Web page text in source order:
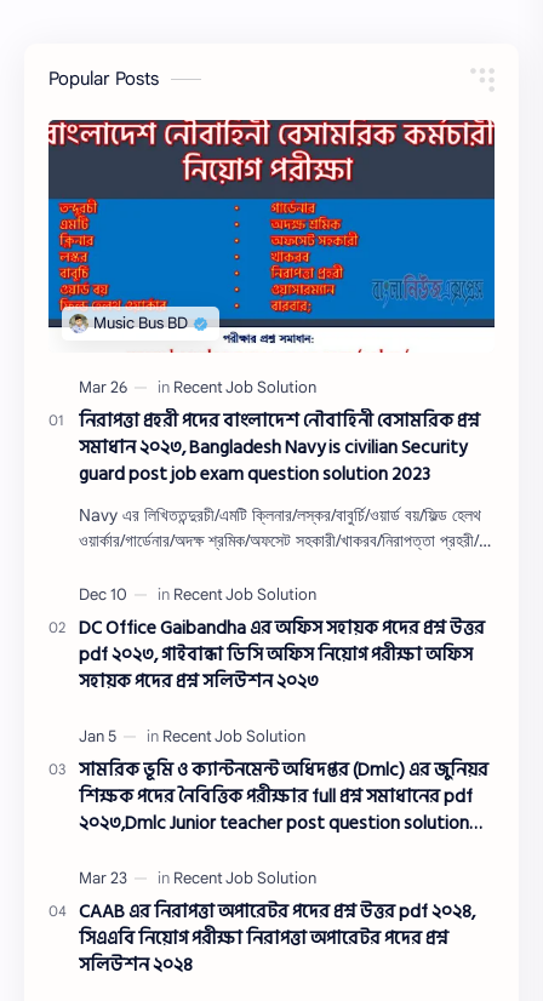
Popular Posts
নিরাপত্তা প্রহরী পদের বাংলাদেশ নৌবাহিনী বেসামরিক প্রশ্ন
সমাধান ২০২৩, Bangladesh Navy is civilian Security
guard post job exam question solution 2023
Navy এর লিখিততন্দুরচী/এমটি ক্লিনার/লস্কর/বাবুর্চি/ওয়ার্ড বয়/ফিল্ড হেলথ
ওয়ার্কার/গার্ডেনার/অদক্ষ শ্রমিক/অফসেট সহকারী/খাকরব/নিরাপত্তা প্রহরী/
DC Office Gaibandha এর অফিস সহায়ক পদের প্রশ্ন উত্তর
pdf ২০২৩, গাইবান্ধা ডিসি অফিস নিয়োগ পরীক্ষা অফিস
সহায়ক পদের প্রশ্ন সলিউশন ২০২৩
সামরিক ভূমি ও ক্যান্টনমেন্ট অধিদপ্তর (Dmlc) এর জুনিয়র
শিক্ষক পদের নৈবিত্তিক পরীক্ষার full প্রশ্ন সমাধানের pdf
২০২৩,Dmlc Junior teacher post question solution
সমাধান ২০২৩
CAAB এর নিরাপত্তা অপারেটর পদের প্রশ্ন উত্তর pdf ২০২৪,
সিএএবি নিয়োগ পরীক্ষা নিরাপত্তা অপারেটর পদের প্রশ্ন
সলিউশন ২০২৪